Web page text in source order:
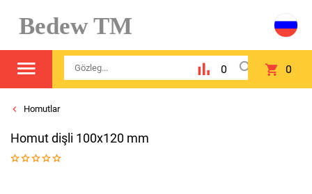
Bedew TM
0 0
Homutlar
Homut dişli 100x120 mm